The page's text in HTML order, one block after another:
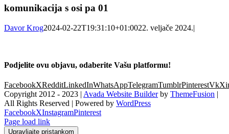
komunikacija s osi pa 01
Davor Krog2024-02-22T19:31:10+01:0022. veljače 2024.|
Podjelite ovu objavu, odaberite Vašu platformu!
FacebookXRedditLinkedInWhatsAppTelegramTumblrPinterestVk
Copyright 2012 - 2023 | Avada Website Builderby ThemeFusion |
All Rights Reserved | Powered by WordPress
FacebookXInstagramPinterest
Page load link
Upravljajte pristankom